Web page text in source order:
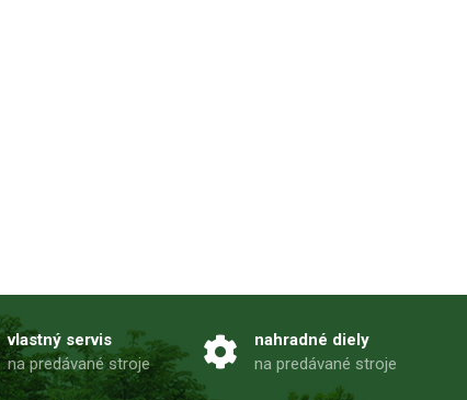
vlastný servis
na predávané stroje
nahradné diely
na predávané stroje